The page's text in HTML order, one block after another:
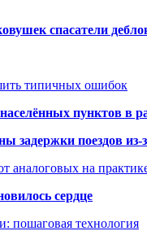
спасатели
типичных ошибок
пунктов в
задержки поездов из-
аналоговых на
сердце
пошаговая технология